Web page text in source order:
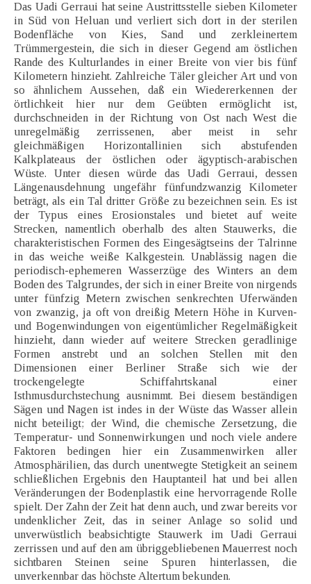
Das Uadi Gerraui hat seine Austrittsstelle sieben Kilometer
in Süd von Heluan und verliert sich dort in der sterilen
Bodenfläche von Kies, Sand und zerkleinertem
Trümmergestein, die sich in dieser Gegend am östlichen
Rande des Kulturlandes in einer Breite von vier bis fünf
Kilometern hinzieht. Zahlreiche Täler gleicher Art und von
so ähnlichem Aussehen, daß ein Wiedererkennen der
örtlichkeit hier nur dem Geübten ermöglicht ist,
durchschneiden in der Richtung von Ost nach West die
unregelmäßig zerrissenen, aber meist in sehr
gleichmäßigen Horizontallinien sich abstufenden
Kalkplateaus der östlichen oder ägyptisch-arabischen
Wüste. Unter diesen würde das Uadi Gerraui, dessen
Längenausdehnung ungefähr fünfundzwanzig Kilometer
beträgt, als ein Tal dritter Größe zu bezeichnen sein. Es ist
der Typus eines Erosionstales und bietet auf weite
Strecken, namentlich oberhalb des alten Stauwerks, die
charakteristischen Formen des Eingesägtseins der Talrinne
in das weiche weiße Kalkgestein. Unablässig nagen die
periodisch-ephemeren Wasserzüge des Winters an dem
Boden des Talgrundes, der sich in einer Breite von nirgends
unter fünfzig Metern zwischen senkrechten Uferwänden
von zwanzig, ja oft von dreißig Metern Höhe in Kurven-
und Bogenwindungen von eigentümlicher Regelmäßigkeit
hinzieht, dann wieder auf weitere Strecken geradlinige
Formen anstrebt und an solchen Stellen mit den
Dimensionen einer Berliner Straße sich wie der
trockengelegte Schiffahrtskanal einer
Isthmusdurchstechung ausnimmt. Bei diesem beständigen
Sägen und Nagen ist indes in der Wüste das Wasser allein
nicht beteiligt; der Wind, die chemische Zersetzung, die
Temperatur- und Sonnenwirkungen und noch viele andere
Faktoren bedingen hier ein Zusammenwirken aller
Atmosphärilien, das durch unentwegte Stetigkeit an seinem
schließlichen Ergebnis den Hauptanteil hat und bei allen
Veränderungen der Bodenplastik eine hervorragende Rolle
spielt. Der Zahn der Zeit hat denn auch, und zwar bereits vor
undenklicher Zeit, das in seiner Anlage so solid und
unverwüstlich beabsichtigte Stauwerk im Uadi Gerraui
zerrissen und auf den am übriggebliebenen Mauerrest noch
sichtbaren Steinen seine Spuren hinterlassen, die
unverkennbar das höchste Altertum bekunden.